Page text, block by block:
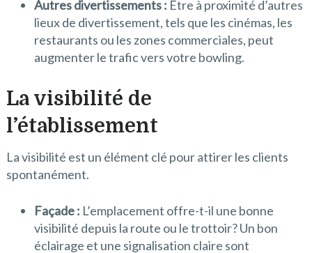
Autres divertissements : Être à proximité d’autres
lieux de divertissement, tels que les cinémas, les
restaurants ou les zones commerciales, peut
augmenter le trafic vers votre bowling.
La visibilité de
l’établissement
La visibilité est un élément clé pour attirer les clients
spontanément.
Façade : L’emplacement offre-t-il une bonne
visibilité depuis la route ou le trottoir? Un bon
éclairage et une signalisation claire sont